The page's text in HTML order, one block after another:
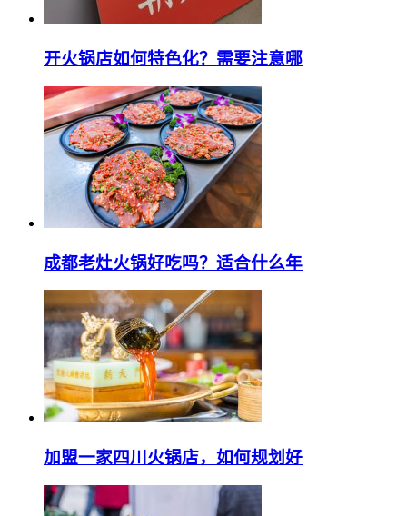
开火锅店如何特色化？需要注意哪
成都老灶火锅好吃吗？适合什么年
加盟一家四川火锅店，如何规划好